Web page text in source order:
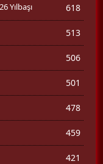
Yılbaşı 618
513
506
501
478
459
421